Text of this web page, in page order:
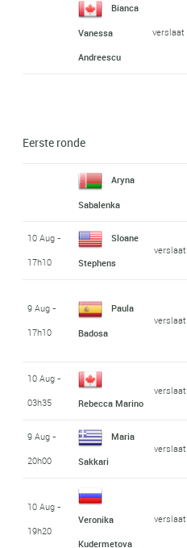
Bianca
Vanessa
Andreescu
verslaat
Eerste ronde
Aryna
Sabalenka
10 Aug -
17h10
Sloane
Stephens
verslaat
9 Aug -
17h10
Paula
Badosa
verslaat
10 Aug -
03h35
Rebecca Marino
verslaat
9 Aug -
20h00
Maria
Sakkari
verslaat
10 Aug -
19h20
Veronika
Kudermetova
verslaat